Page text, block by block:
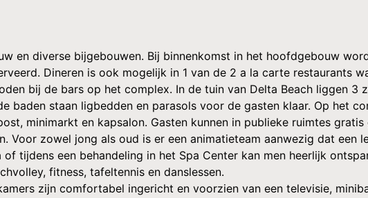
en diverse bijgebouwen. Bij binnenkomst in het hoofdgebouw
Dineren is ook mogelijk in 1 van de 2 a la carte restaurants
bij de bars op het complex. In de tuin van Delta Beach liggen 3
baden staan ligbedden en parasols voor de gasten klaar. Op het
minimarkt en kapsalon. Gasten kunnen in publieke ruimtes
Voor zowel jong als oud is er een animatieteam aanwezig dat een
tijdens een behandeling in het Spa Center kan men heerlijk
fitness, tafeltennis en danslessen.
zijn comfortabel ingericht en voorzien van een televisie,